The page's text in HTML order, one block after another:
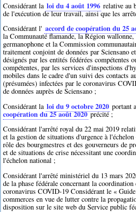
Considérant la loi du 4 août 1996 relative au
de l'exécution de leur travail, ainsi que les
Considérant l' accord de coopération du 25
la Communauté flamande, la Région
germanophone et la Commission
traitement conjoint de données par Sciensano
désignés par les entités fédérées compétentes
compétentes, par les services d'inspections
mobiles dans le cadre d'un suivi des contacts
(présumées) infectées par le coronavirus
de données auprès de Sciensano ;
Considérant la loi du 9 octobre 2020 portant
coopération du 25 août 2020précité ;
Considérant l'arrêté royal du 22 mai 2019
et la gestion de situations d'urgence à
rôle des bourgmestres et des gouverneurs de
et de situations de crise nécessitant une
l'échelon national ;
Considérant l'arrêté ministériel du 13 mars
de la phase fédérale concernant la
coronavirus COVID-19 Considérant le «
commerces en vue de lutter contre la
disposition sur le site web du Service public